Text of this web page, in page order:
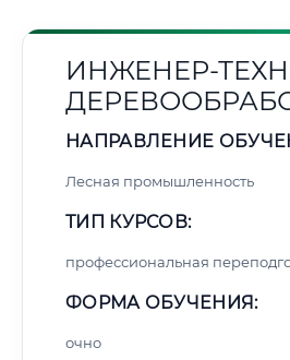
ИНЖЕНЕР-
НАПРАВЛЕНИЕ
Лесная промышленность
ТИП КУРСОВ:
профессиональная
ФОРМА ОБУЧЕНИЯ:
очно